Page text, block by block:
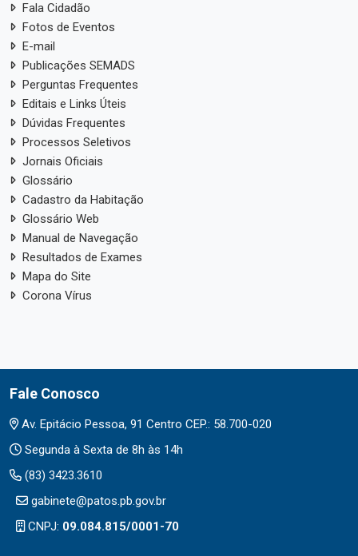
Fala Cidadão
Fotos de Eventos
E-mail
Publicações SEMADS
Perguntas Frequentes
Editais e Links Úteis
Dúvidas Frequentes
Processos Seletivos
Jornais Oficiais
Glossário
Cadastro da Habitação
Glossário Web
Manual de Navegação
Resultados de Exames
Mapa do Site
Corona Vírus
Fale Conosco
Av. Epitácio Pessoa, 91 Centro CEP.: 58.700-020
Segunda à Sexta de 8h às 14h
(83) 3423.3610
gabinete@patos.pb.gov.br
CNPJ: 09.084.815/0001-70